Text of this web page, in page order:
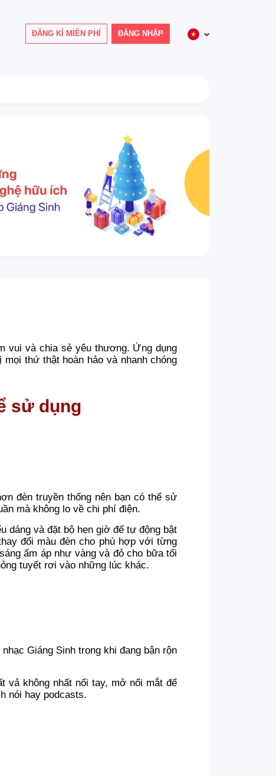
ĐĂNG KÍ MIỄN PHÍ ĐĂNG NHẬP
vui và chia sẻ yêu thương. Ứng dụng
thứ thật hoàn hảo và nhanh chóng
sử dụng
đèn truyền thống nên bạn có thể sử
mà không lo về chi phí điện.
dáng và đặt bộ hẹn giờ để tự động bật
đổi màu đèn cho phù hợp với từng
ấm áp như vàng và đỏ cho bữa tối
tuyết rơi vào những lúc khác.
Giáng Sinh trong khi đang bận rộn
vả không nhất nổi tay, mở nổi mắt để
nói hay podcasts.